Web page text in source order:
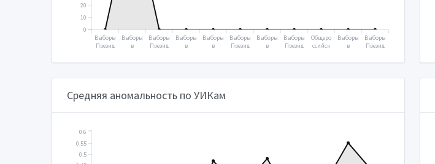
Выборы
Презид
2000
Выборы
в
рствен
думу
Выборы
Презид
2004
Выборы
в
рствен
думу
Выборы
в
рствен
думу
Выборы
Презид
2012
Выборы
в
рствен
думу
Выборы
Презид
2018
Общеро
ссийск
голосо
2020
Выборы
в
рствен
думу
Выборы
Презид
2024
0
10
20
Средняя аномальность по УИКам
0.5
0.55
0.6